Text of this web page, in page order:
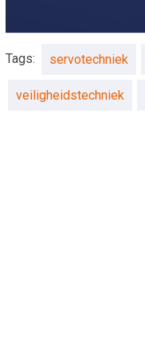
Tags: servotechniek
veiligheidstechniek